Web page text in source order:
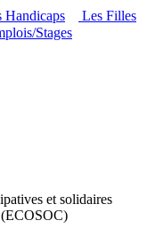
Handicaps
Les Filles
Stages
et solidaires
(ECOSOC)